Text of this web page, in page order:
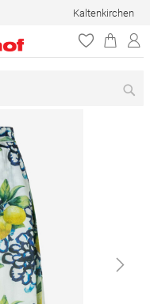
Kaltenkirchen